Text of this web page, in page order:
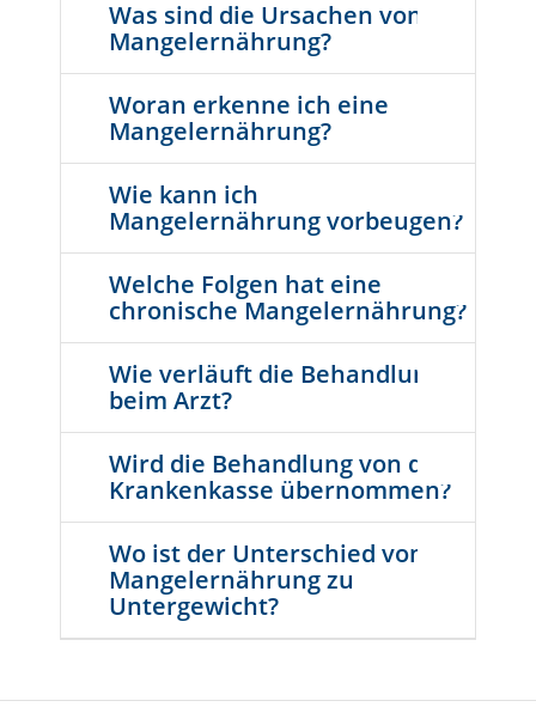
Was sind die Ursachen von
Mangelernährung?
Woran erkenne ich eine
Mangelernährung?
Wie kann ich
Mangelernährung vorbeugen?
Welche Folgen hat eine
chronische Mangelernährung?
Wie verläuft die Behandlung
beim Arzt?
Wird die Behandlung von der
Krankenkasse übernommen?
Wo ist der Unterschied von
Mangelernährung zu
Untergewicht?